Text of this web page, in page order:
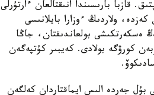
بارىسىندا انىقتالعان ءارتۇرلى
ولاردىڭ ءوزارا بايلانىسى
ەسكەرتكىشى بولعاندىقتان، جاڭا
كورۋگە بولادى. كەيبىر كۇتپەگەن
بۇل جەردە الىس ايماقتاردان كەلگەن